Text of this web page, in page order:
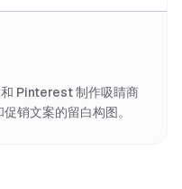
Pinterest 制作吸睛商
销文案的留白构图。